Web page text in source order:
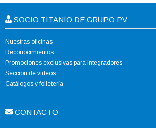
SOCIO TITANIO DE GRUPO PV
Nuestras oficinas
Reconocimientos
Promociones exclusivas para integradores
Sección de videos
Catálogos y folletería
CONTACTO